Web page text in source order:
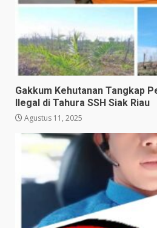
Gakkum Kehutanan Tangkap
Ilegal di Tahura SSH Siak Riau
Agustus 11, 2025